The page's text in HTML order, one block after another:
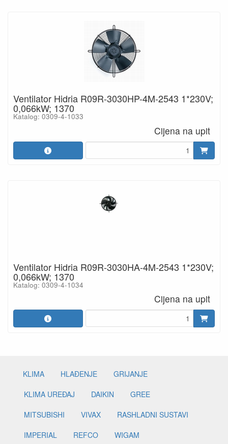
Ventilator Hidria R09R-3030HP-4M-2543 1*230V;
0,066kW; 1370
Katalog: 0309-4-1033
Cijena na upit
Ventilator Hidria R09R-3030HA-4M-2543 1*230V;
0,066kW; 1370
Katalog: 0309-4-1034
Cijena na upit
KLIMA HLAĐENJE
GRIJANJE
KLIMA UREĐAJ
DAIKIN
GREE
MITSUBISHI
VIVAX
RASHLADNI SUSTAVI
IMPERIAL
REFCO
WIGAM